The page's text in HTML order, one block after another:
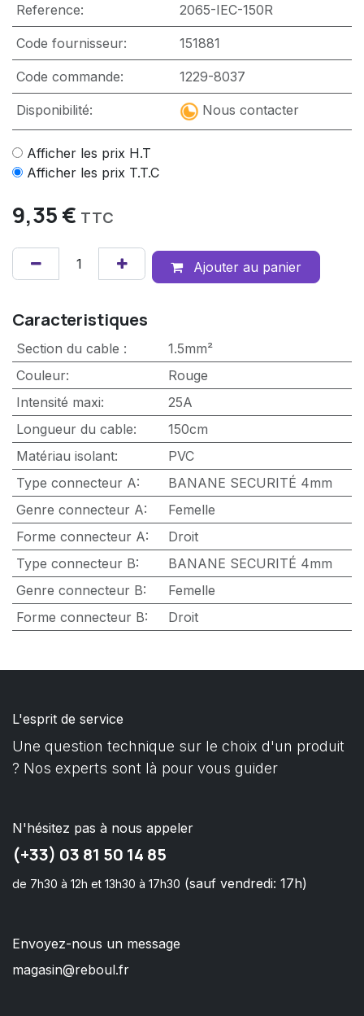
Reference: 2065-IEC-150R
Code fournisseur: 151881
Code commande: 1229-8037
Disponibilité: Nous contacter
Afficher les prix H.T
Afficher les prix T.T.C
9,35€ TTC
Ajouter au panier
Caracteristiques
Section du cable :
1.5mm²
Couleur:
Rouge
Intensité maxi:
25A
Longueur du cable:
150cm
Matériau isolant:
PVC
Type connecteur A:
BANANE SECURITÉ 4mm
Genre connecteur A:
Femelle
Forme connecteur A:
Droit
Type connecteur B:
BANANE SECURITÉ 4mm
Genre connecteur B:
Femelle
Forme connecteur B: Droit
L'esprit de service
Une question technique sur le choix d'un produit
? Nos experts sont là pour vous guider
N'hésitez pas à nous appeler
(+33) 03 81 50 14 85
de 7h30 à 12h et 13h30 à 17h30 (sauf vendredi: 17h)
Envoyez-nous un message
magasin@reboul.fr